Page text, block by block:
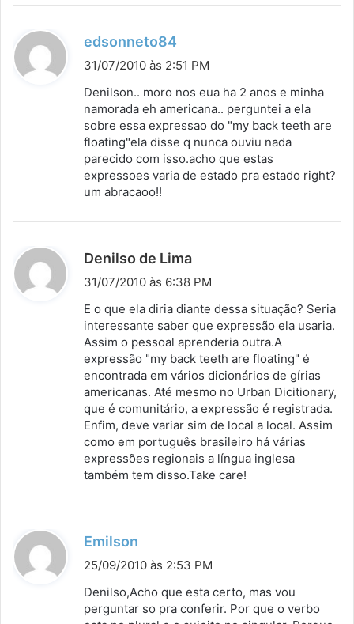
edsonneto84
i
s
e
:
31/07/2010 às 2:51 PM
Denilson.. moro nos eua ha 2 anos e minha
namorada eh americana.. perguntei a ela
sobre essa expressao do "my back teeth are
floating"ela disse q nunca ouviu nada
parecido com isso.acho que estas
expressoes varia de estado pra estado right?
um abracaoo!!
Denilso de Lima
i
s
e
:
31/07/2010 às 6:38 PM
E o que ela diria diante dessa situação? Seria
interessante saber que expressão ela usaria.
Assim o pessoal aprenderia outra.A
expressão "my back teeth are floating" é
encontrada em vários dicionários de gírias
americanas. Até mesmo no Urban Dicitionary,
que é comunitário, a expressão é registrada.
Enfim, deve variar sim de local a local. Assim
como em português brasileiro há várias
expressões regionais a língua inglesa
também tem disso.Take care!
Emilson
i
s
25/09/2010 às 2:53 PM
Denilso,Acho que esta certo, mas vou
perguntar so pra conferir. Por que o verbo